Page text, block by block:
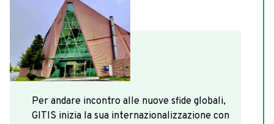
2015
Per andare incontro alle nuove sfide globali,
GITIS inizia la sua internazionalizzazione con